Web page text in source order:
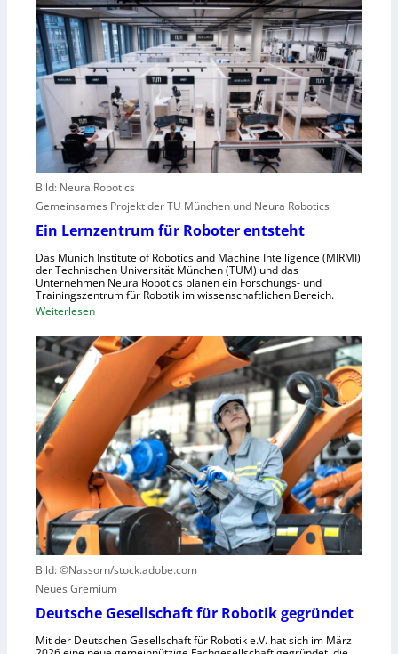
a
l
e
u
r
o
p
a
w
a
c
h
s
e
l
l
e
c
h
n
e
l
e
r
u
n
u
t
z
e
n
e
A
n
g
e
i
f
e
r
i
u
s
t
r
i
e
l
e
u
e
r
u
n
g
s
s
y
Bild: Neura Robotics
Gemeinsames Projekt der TU München und Neura Robotics
Ein Lernzentrum für Roboter entsteht
Das Munich Institute of Robotics and Machine Intelligence (MIRMI)
der Technischen Universität München (TUM) und das
Unternehmen Neura Robotics planen ein Forschungs- und
Trainingszentrum für Robotik im wissenschaftlichen Bereich.
Weiterlesen:
i
n
z
e
n
t
r
u
m
f
ü
R
Bild: ©Nassorn/stock.adobe.com
Neues Gremium
Deutsche Gesellschaft für Robotik gegründet
Mit der Deutschen Gesellschaft für Robotik e.V. hat sich im März